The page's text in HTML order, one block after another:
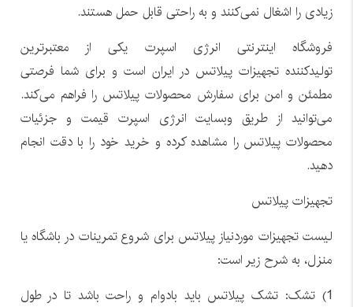
زیادی را اشغال نمی‌کنند و به راحتی قابل حمل هستند.
فروشگاه اینترنتی انرژی اسپرت یکی از معتبرترین
تولیدکننده تجهیزات پیلاتس در ایران است و برای شما فرصتی
مطمئن و امن برای سفارش محصولات پیلاتس را فراهم می‌کند.
می‌توانید از طریق وبسایت انرژی اسپرت قیمت و جزئیات
محصولات پیلاتس را مشاهده کرده و خرید خود را با دقت انجام
دهید.
تجهیزات پیلاتس
لیست تجهیزات موردنیاز پیلاتس برای شروع تمرینات در باشگاه یا
منزل، به شرح زیر است:
1) تشک: تشک پیلاتس باید بادوام و راحت باشد تا در طول